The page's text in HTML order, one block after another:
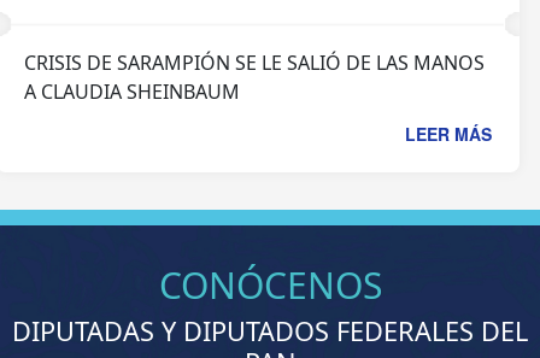
CRISIS DE SARAMPIÓN SE LE SALIÓ DE LAS MANOS
A CLAUDIA SHEINBAUM
LEER MÁS
CONÓCENOS
DIPUTADAS Y DIPUTADOS FEDERALES DEL